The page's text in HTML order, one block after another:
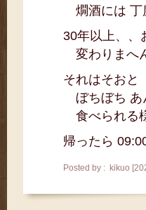
燗酒には 丁
30年以上、、
変わりまへ
それはそおと
ぼちぼち あ
食べられる
帰ったら
Posted by : kikuo